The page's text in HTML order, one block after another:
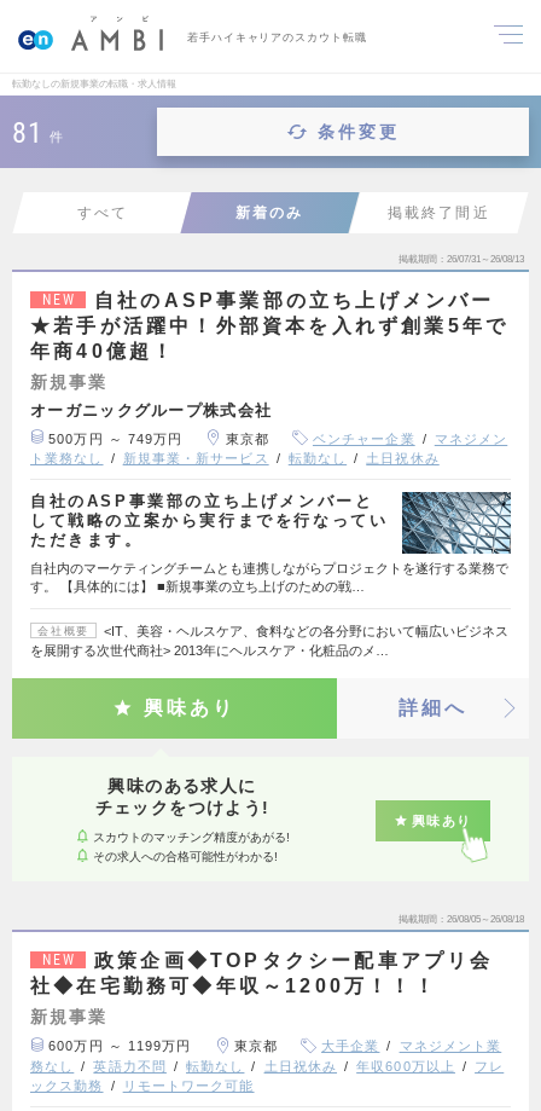
若手ハイキャリアのスカウト転職
転勤なしの新規事業の転職・求人情報
81 件 条件変更
すべて 新着のみ 掲載終了間近
掲載期間 26/07/31～26/08/13
NEW
自社のASP事業部の立ち上げメンバー
★若手が活躍中！外部資本を入れず創業5年で
年商40億超！
新規事業
オーガニックグループ株式会社
500万円 ～ 749万円 東京都 ベンチャー企業
マネジメン
ト業務なし
新規事業・新サービス 転勤なし 土日祝休み
自社のASP事業部の立ち上げメンバーと
して戦略の立案から実行までを行なってい
ただきます。
自社内のマーケティングチームとも連携しながらプロジェクトを遂行する業務で
す。 【具体的には】 ■新規事業の立ち上げのための戦…
会社概要
<IT、美容・ヘルスケア、食料などの各分野において幅広いビジネス
を展開する次世代商社> 2013年にヘルスケア・化粧品のメ…
興味あり 詳細へ
興味のある求人に
チェックをつけよう!
スカウトのマッチング精度があがる!
その求人への合格可能性がわかる!
興味あり
掲載期間 26/08/05～26/08/18
NEW
政策企画◆TOPタクシー配車アプリ会
社◆在宅勤務可◆年収～1200万！！！
新規事業
600万円 ～ 1199万円 東京都 大手企業
マネジメント業
務なし
英語力不問 転勤なし 土日祝休み 年収600万以上
フレ
ックス勤務
リモートワーク可能